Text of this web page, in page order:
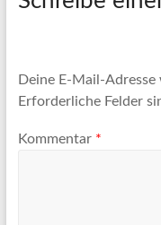
Deine E-Mail-
Erforderliche Felder
Kommentar *